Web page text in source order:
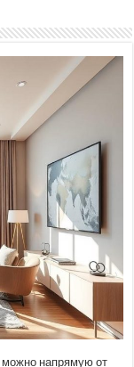
можно напрямую от